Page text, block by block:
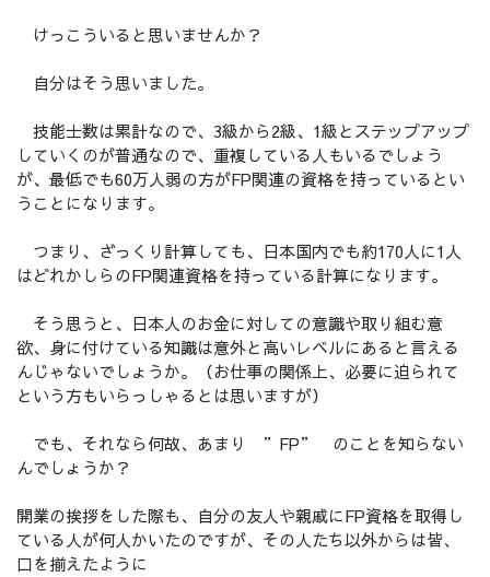
けっこういると思いませんか？
自分はそう思いました。
技能士数は累計なので、3級から2級、1級とステップアップ
していくのが普通なので、重複している人もいるでしょう
が、最低でも60万人弱の方がFP関連の資格を持っているとい
うことになります。
つまり、ざっくり計算しても、日本国内でも約170人に1人
はどれかしらのFP関連資格を持っている計算になります。
そう思うと、日本人のお金に対しての意識や取り組む意
欲、身に付けている知識は意外と高いレベルにあると言える
んじゃないでしょうか。（お仕事の関係上、必要に迫られて
という方もいらっしゃるとは思いますが）
でも、それなら何故、あまり ”FP” のことを知らない
んでしょうか？
開業の挨拶をした際も、自分の友人や親戚にFP資格を取得し
ている人が何人かいたのですが、その人たち以外からは皆、
口を揃えたように